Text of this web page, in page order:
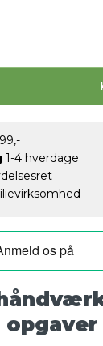
1-4 hverdage